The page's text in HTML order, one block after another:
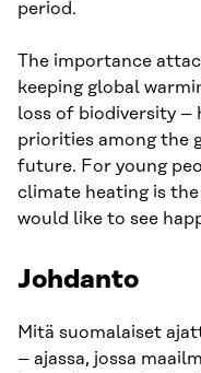
period.
The importance
keeping global
loss of biodiversity –
priorities among the
future. For young
climate heating is
would like to see
Johdanto
Mitä suomalaiset
– ajassa, jossa